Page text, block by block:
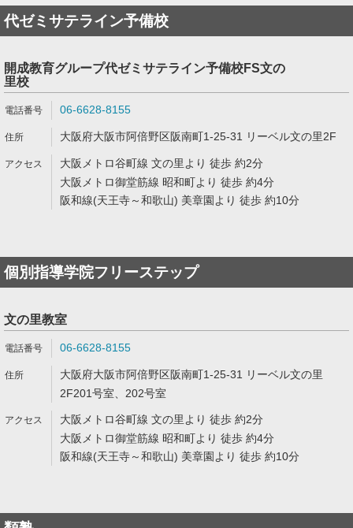
代ゼミサテライン予備校
開成教育グループ代ゼミサテライン予備校FS文の
里校
06-6628-8155
大阪府大阪市阿倍野区阪南町1-25-31 リーベル文の里2F
大阪メトロ谷町線 文の里より 徒歩 約2分
大阪メトロ御堂筋線 昭和町より 徒歩 約4分
阪和線(天王寺～和歌山) 美章園より 徒歩 約10分
個別指導学院フリーステップ
文の里教室
06-6628-8155
大阪府大阪市阿倍野区阪南町1-25-31 リーベル文の里
2F201号室、202号室
大阪メトロ谷町線 文の里より 徒歩 約2分
大阪メトロ御堂筋線 昭和町より 徒歩 約4分
阪和線(天王寺～和歌山) 美章園より 徒歩 約10分